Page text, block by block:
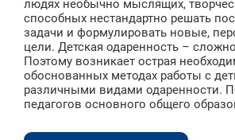
людях необычно мыслящих,
способных нестандартно решать
задачи и формулировать новые,
цели. Детская одаренность –
Поэтому возникает острая
обоснованных методах работы с
различными видами одаренности.
педагогов основного общего